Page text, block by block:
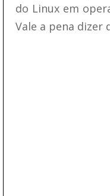
do Linux em
Vale a pena dizer